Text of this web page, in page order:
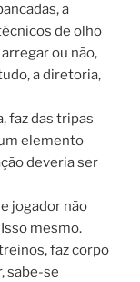
a
de olho
ou não,
a diretoria,
faz das tripas
elemento
deveria ser
jogador não
mesmo.
faz corpo
sabe-se